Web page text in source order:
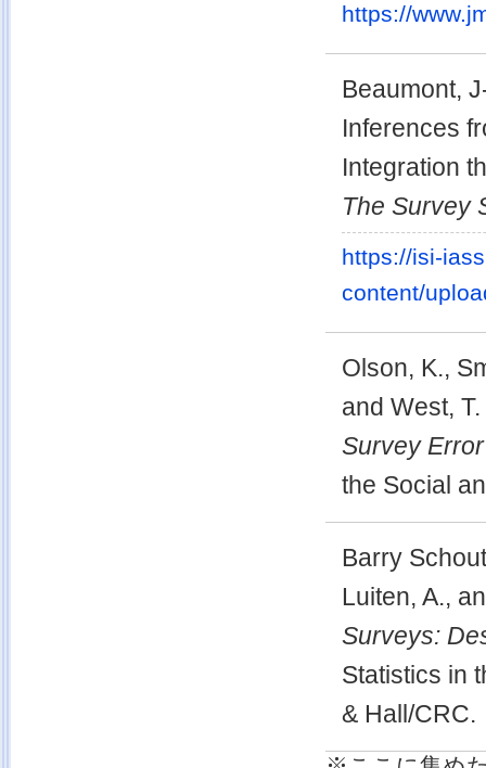
https://
Beaumont,
Inferences
Integration
The Survey
https://isi-
content/
Olson, K.,
and West,
Survey
the Social
Barry
Luiten, A.,
Surveys:
Statistics in
& Hall/CRC.